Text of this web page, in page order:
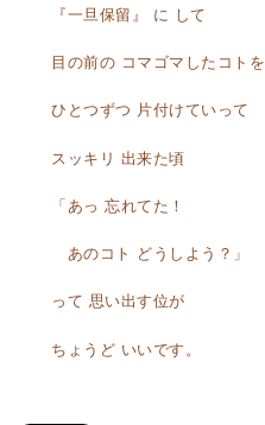
『一旦保留』 に して
目の前の コマゴマしたコトを
ひとつずつ 片付けていって
スッキリ 出来た頃
「あっ 忘れてた！
あのコト どうしよう？」
って 思い出す位が
ちょうど いいです。